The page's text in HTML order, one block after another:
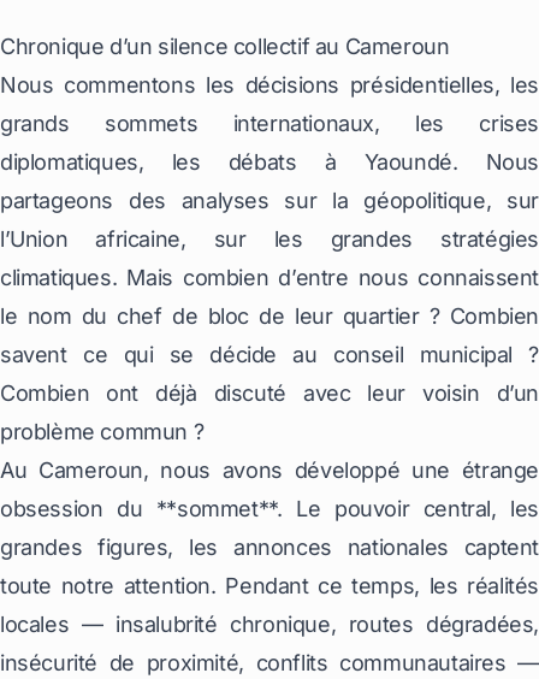
Chronique d’un silence collectif au Cameroun
Nous commentons les décisions présidentielles, les
grands sommets internationaux, les crises
diplomatiques, les débats à Yaoundé. Nous
partageons des analyses sur la géopolitique, sur
l’Union africaine, sur les grandes stratégies
climatiques. Mais combien d’entre nous connaissent
le nom du chef de bloc de leur quartier ? Combien
savent ce qui se décide au conseil municipal ?
Combien ont déjà discuté avec leur voisin d’un
problème commun ?
Au Cameroun, nous avons développé une étrange
obsession du **sommet**. Le pouvoir central, les
grandes figures, les annonces nationales captent
toute notre attention. Pendant ce temps, les réalités
locales — insalubrité chronique, routes dégradées,
insécurité de proximité, conflits communautaires —